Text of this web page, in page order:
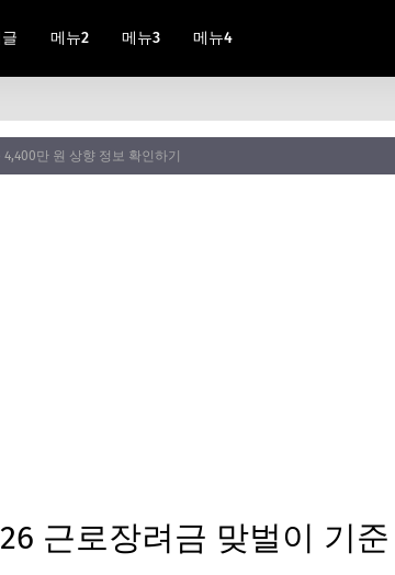
메뉴2 메뉴3 메뉴4
만 원 상향 정보 확인하기
근로장려금 맞벌이 기준